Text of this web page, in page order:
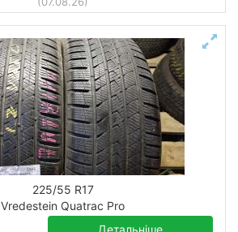
225/55 R17
Vredestein Quatrac Pro
Детальніше